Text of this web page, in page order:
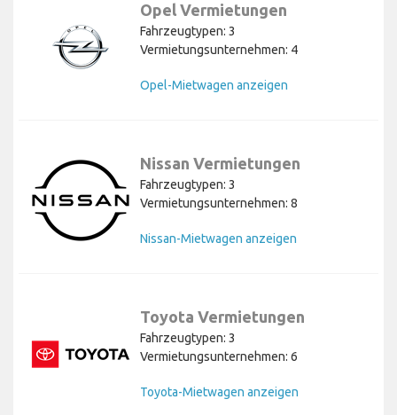
Opel Vermietungen
Fahrzeugtypen: 3
Vermietungsunternehmen: 4
Opel-Mietwagen anzeigen
Nissan Vermietungen
Fahrzeugtypen: 3
Vermietungsunternehmen: 8
Nissan-Mietwagen anzeigen
Toyota Vermietungen
Fahrzeugtypen: 3
Vermietungsunternehmen: 6
Toyota-Mietwagen anzeigen